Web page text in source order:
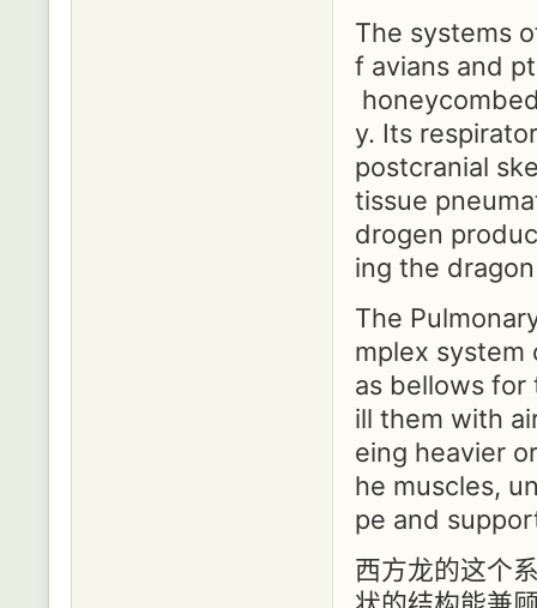
The systems
f avians and
y. Its
postcranial
tissue
drogen
ing the
The
mplex
as bellows for
ill them with
eing heavier
he muscles,
pe and
西方龙的这个